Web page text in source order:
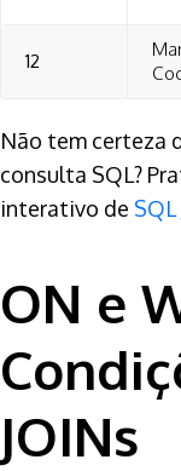
12
Não tem certeza
consulta SQL?
interativo de SQL
ON e
JOINs